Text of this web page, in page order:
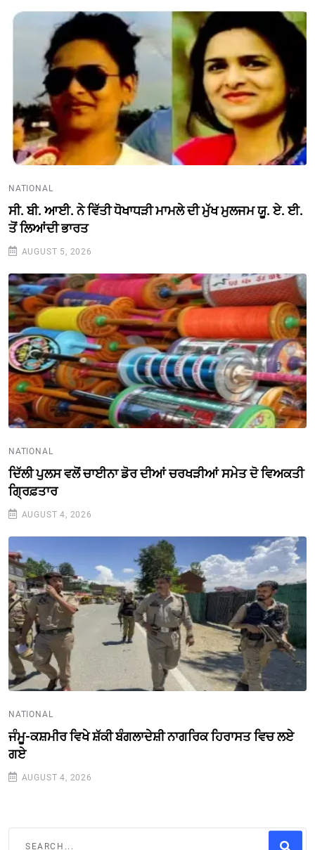
NATIONAL
ਸੀ. ਬੀ. ਆਈ. ਨੇ ਵਿੱਤੀ ਧੋਖਾਧੜੀ ਮਾਮਲੇ ਦੀ ਮੁੱਖ ਮੁਲਜਮ ਯੂ. ਏ. ਈ.
ਤੋਂ ਲਿਆਂਦੀ ਭਾਰਤ
AUGUST 5, 2026
NATIONAL
ਦਿੱਲੀ ਪੁਲਸ ਵਲੋਂ ਚਾਈਨਾ ਡੋਰ ਦੀਆਂ ਚਰਖੜੀਆਂ ਸਮੇਤ ਦੋ ਵਿਅਕਤੀ
ਗ੍ਰਿਫ਼ਤਾਰ
AUGUST 4, 2026
NATIONAL
ਜੰਮੂ-ਕਸ਼ਮੀਰ ਵਿਖੇ ਸ਼ੱਕੀ ਬੰਗਲਾਦੇਸ਼ੀ ਨਾਗਰਿਕ ਹਿਰਾਸਤ ਵਿਚ ਲਏ
ਗਏ
AUGUST 4, 2026